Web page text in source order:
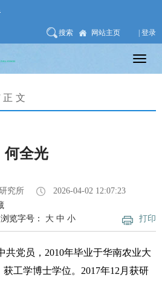
搜索 网站主页 | 登录
文
何全光
究所
2026-04-02 12:07:23
打印
浏览字号： 大 中 小
共党员，2010年毕业于华南农业大
获工学博士学位。 2017年12月获研